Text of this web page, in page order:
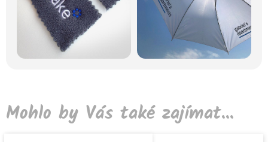
Mohlo by Vás také zajímat...